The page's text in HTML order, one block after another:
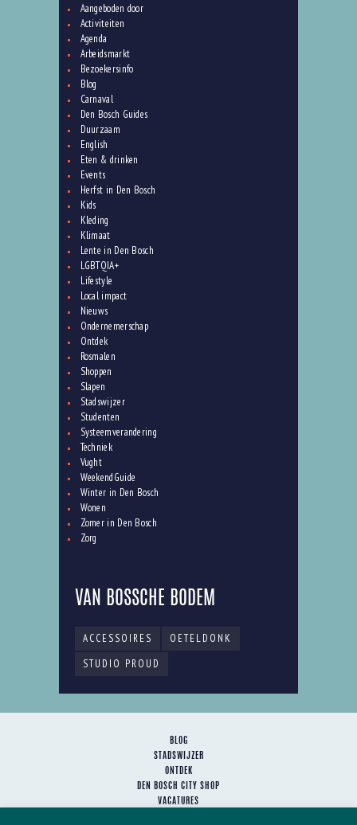
Aangeboden door
Activiteiten
Agenda
Arbeidsmarkt
Bezoekersinfo
Blog
Carnaval
Den Bosch Guides
Duurzaam
English
Eten & drinken
Events
Herfst in Den Bosch
Kids
Kleding
Klimaat
Lente in Den Bosch
LGBTQIA+
Lifestyle
Local impact
Nieuws
Ondernemerschap
Ontdek
Rosmalen
Shoppen
Slapen
Stadswijzer
Studenten
Systeemverandering
Techniek
Vught
WeekendGuide
Winter in Den Bosch
Wonen
Zomer in Den Bosch
Zorg
VAN BOSSCHE BODEM
ACCESSOIRES
OETELDONK
STUDIO PROUD
BLOG
STADSWIJZER
ONTDEK
DEN BOSCH CITY SHOP
VACATURES